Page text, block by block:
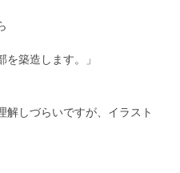
築造します。」
解しづらいですが、イラスト